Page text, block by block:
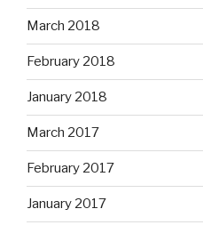
March 2018
February 2018
January 2018
March 2017
February 2017
January 2017